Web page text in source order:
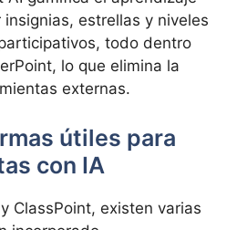
estrellas y niveles
todo dentro
lo que elimina la
externas.
útiles para
con IA
ClassPoint, existen varias